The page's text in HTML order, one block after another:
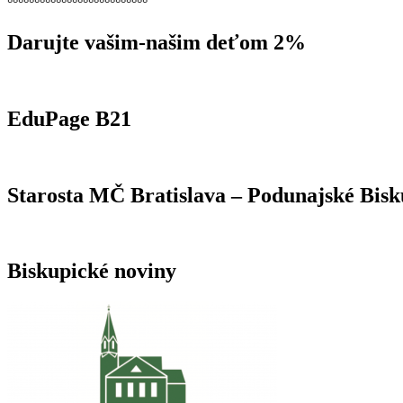
°°°°°°°°°°°°°°°°°°°°°°°°°°
Darujte vašim-našim deťom 2%
EduPage B21
Starosta MČ Bratislava – Podunajské
Biskupické noviny